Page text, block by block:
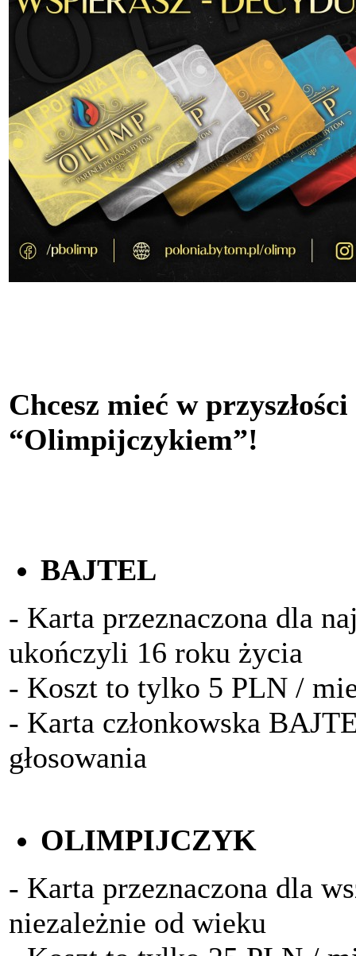
Chcesz mieć w
“Olimpijczykiem”!
BAJTEL
- Karta przeznaczona dla
ukończyli 16 roku życia
- Koszt to tylko 5 PLN /
- Karta członkowska
głosowania
OLIMPIJCZYK
- Karta przeznaczona dla
niezależnie od wieku